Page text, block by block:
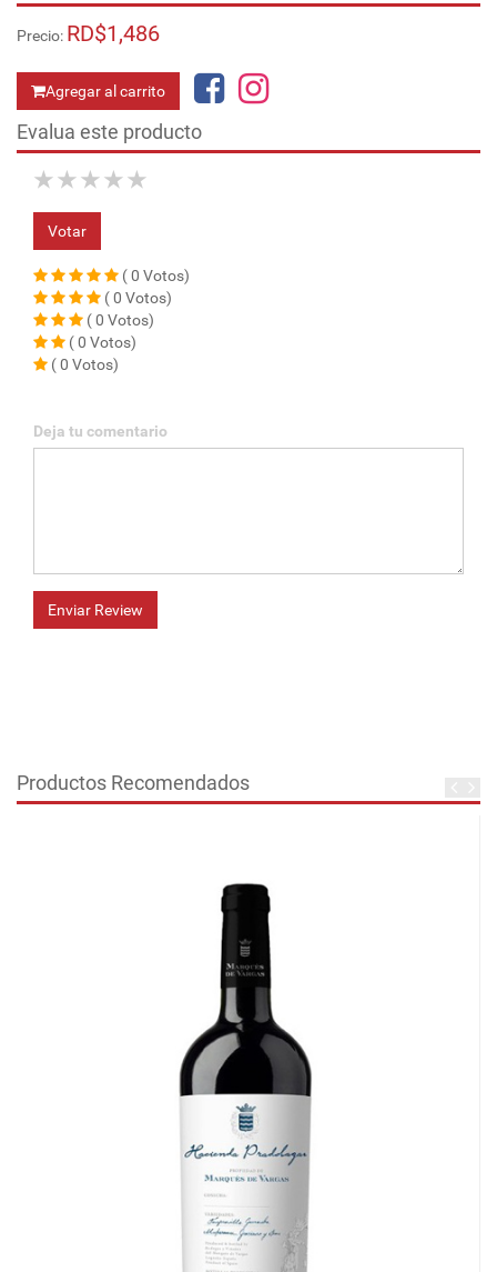
Precio: RD$1,486
Agregar al carrito
Evalua este producto
★
★
★
★
★
Votar
( 0 Votos)
( 0 Votos)
( 0 Votos)
( 0 Votos)
( 0 Votos)
Deja tu comentario
Enviar Review
Productos Recomendados